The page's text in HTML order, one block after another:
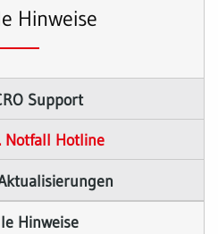
Hinweise
Support
Notfall Hotline
Hinweise